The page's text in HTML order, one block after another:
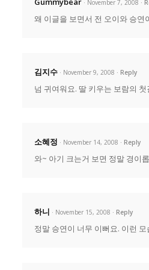
· November 7, 2008
왜 이글을 보면서 전 오이와 승
김지수 · November 9, 2008 Reply
넘 귀여워요. 딸 키우는 보람의
소혜정 · November 14, 2008 Reply
와~ 아기 크는거 보면 정말 경이
하니 · November 15, 2008 Reply
정말 승연이 너무 이뻐요. 이런